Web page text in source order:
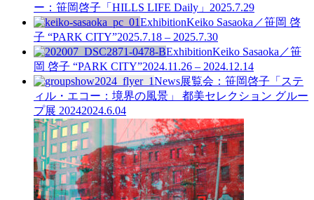
ー：笹岡啓子「HILLS LIFE Daily」 2025.7.29
ExhibitionKeiko Sasaoka／笹岡 啓
子 “PARK CITY”2025.7.18 – 2025.7.30
ExhibitionKeiko Sasaoka／笹
岡 啓子 “PARK CITY”2024.11.26 – 2024.12.14
News展覧会：笹岡啓子「ステ
ィル・エコー：境界の風景」 都美セレクション グルー
プ展 20242024.6.04